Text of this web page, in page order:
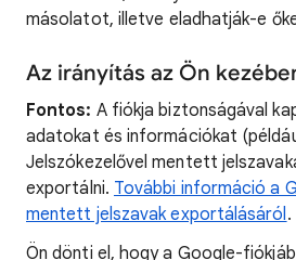
másolatot, illetve eladhatják-e
Az irányítás az Ön
Fontos: A fiókja biztonságával
adatokat és információkat
Jelszókezelővel mentett
exportálni. További információ a
mentett jelszavak exportálásáról.
Ön dönti el, hogy a Google-